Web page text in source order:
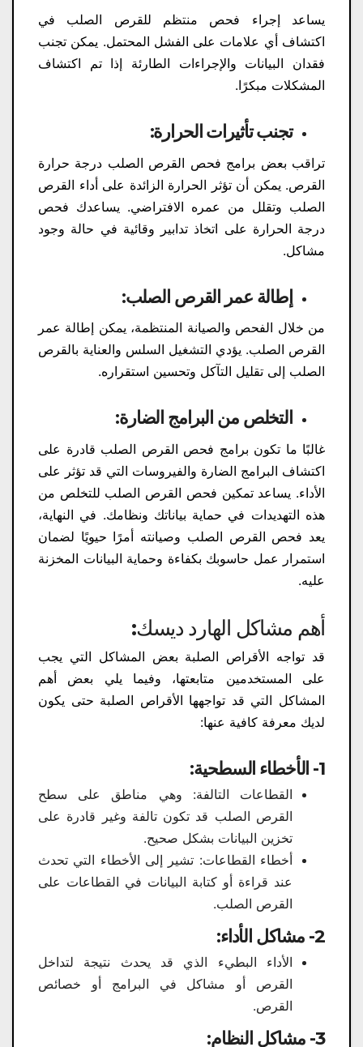
يساعد إجراء فحص منتظم للقرص الصلب في
اكتشاف أي علامات على الفشل المحتمل. يمكن تجنب
فقدان البيانات والإجراءات الطارئة إذا تم اكتشاف
المشكلات مبكرًا.
تجنب تأثيرات الحرارة:
تراقب بعض برامج فحص القرص الصلب درجة حرارة
القرص. يمكن أن تؤثر الحرارة الزائدة على أداء القرص
الصلب وتقلل من عمره الافتراضي. يساعدك فحص
درجة الحرارة على اتخاذ تدابير وقائية في حالة وجود
مشاكل.
إطالة عمر القرص الصلب:
من خلال الفحص والصيانة المنتظمة، يمكن إطالة عمر
القرص الصلب. يؤدي التشغيل السلس والعناية بالقرص
الصلب إلى تقليل التآكل وتحسين استقراره.
التخلص من البرامج الضارة:
غالبًا ما تكون برامج فحص القرص الصلب قادرة على
اكتشاف البرامج الضارة والفيروسات التي قد تؤثر على
الأداء. يساعد تمكين فحص القرص الصلب للتخلص من
هذه التهديدات في حماية بياناتك ونظامك. في النهاية،
يعد فحص القرص الصلب وصيانته أمرًا حيويًا لضمان
استمرار عمل حاسوبك بكفاءة وحماية البيانات المخزنة
عليه.
أهم مشاكل الهارد ديسك:
قد تواجه الأقراص الصلبة بعض المشاكل التي يجب
على المستخدمين متابعتها، وفيما يلي بعض أهم
المشاكل التي قد تواجهها الأقراص الصلبة حتى يكون
لديك معرفة كافية عنها:
1- الأخطاء السطحية:
القطاعات التالفة: وهي مناطق على سطح
القرص الصلب قد تكون تالفة وغير قادرة على
تخزين البيانات بشكل صحيح.
أخطاء القطاعات: تشير إلى الأخطاء التي تحدث
عند قراءة أو كتابة البيانات في القطاعات على
القرص الصلب.
2- مشاكل الأداء:
الأداء البطيء الذي قد يحدث نتيجة لتداخل
القرص أو مشاكل في البرامج أو خصائص
القرص.
3- مشاكل النظام: